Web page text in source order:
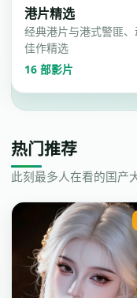
港片精选
经典港片与港式警匪
佳作精选
16 部影片
热门推荐
此刻最多人在看的国产